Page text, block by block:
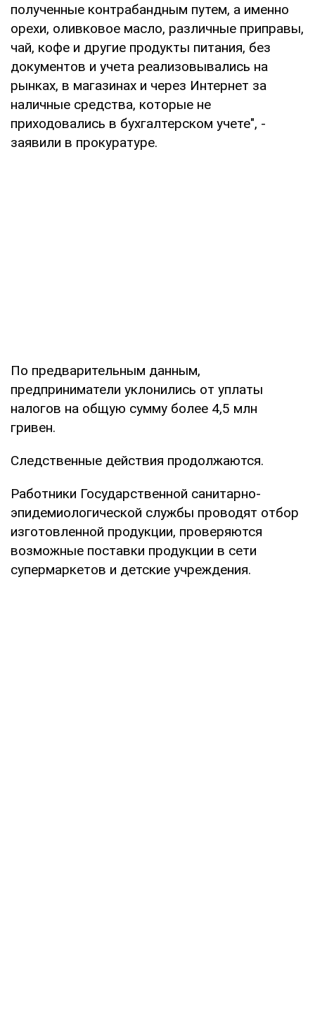
полученные контрабандным путем, а именно
орехи, оливковое масло, различные приправы,
чай, кофе и другие продукты питания, без
документов и учета реализовывались на
рынках, в магазинах и через Интернет за
наличные средства, которые не
приходовались в бухгалтерском учете", -
заявили в прокуратуре.
По предварительным данным,
предприниматели уклонились от уплаты
налогов на общую сумму более 4,5 млн
гривен.
Следственные действия продолжаются.
Работники Государственной санитарно-
эпидемиологической службы проводят отбор
изготовленной продукции, проверяются
возможные поставки продукции в сети
супермаркетов и детские учреждения.